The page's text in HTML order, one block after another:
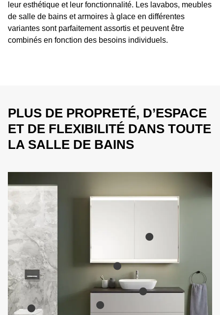
Geberit ONE armoire de toilette avec ComfortLight
Espace douche
leur esthétique et leur fonctionnalité. Les lavabos, meubles
de salle de bains et armoires à glace en différentes
variantes sont parfaitement assortis et peuvent être
combinés en fonction des besoins individuels.
PLUS DE PROPRETÉ, D’ESPACE
ET DE FLEXIBILITÉ DANS TOUTE
LA SALLE DE BAINS